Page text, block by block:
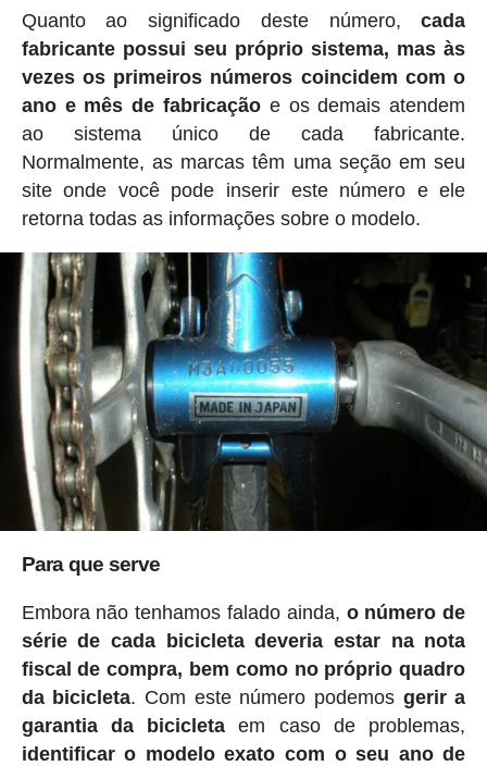
Quanto ao significado deste número,cada
fabricante possui seu próprio sistema, mas às
vezes os primeiros números coincidem com o
ano e mês de fabricaçãoe os demais atendem
ao sistema único de cada fabricante.
Normalmente, as marcas têm uma seção em seu
site onde você pode inserir este número e ele
retorna todas as informações sobre o modelo.
Para que serve
Embora não tenhamos falado ainda, o número de
série de cada bicicleta deveria estar na nota
fiscal de compra, bem como no próprio quadro
da bicicleta. Com este número podemos gerir a
garantia da bicicleta em caso de problemas,
identificar o modelo exato com o seu ano de